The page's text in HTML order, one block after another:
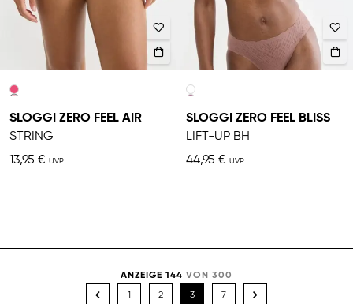
SLOGGI ZERO FEEL AIR
STRING
13,95 €
SLOGGI ZERO FEEL BLISS
LIFT-UP BH
44,95 €
ANZEIGE 144 VON 300
1 2 3 7